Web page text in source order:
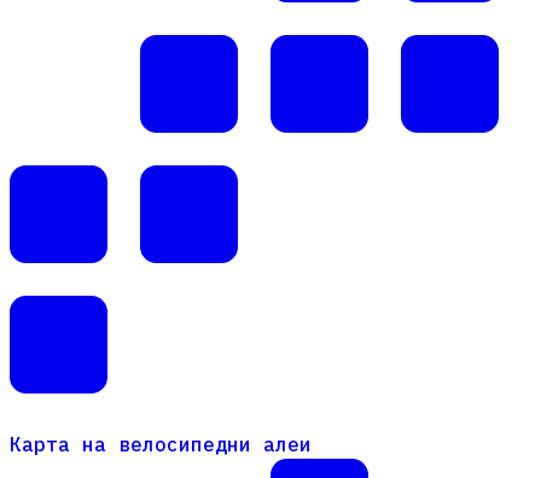
Карта на велосипедни алеи
Карта на велосипедни алеи